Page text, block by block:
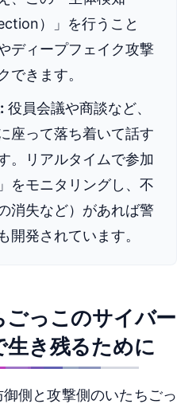
）」を行うこと
ディープフェイク攻撃
できます。
役員会議や商談など、
座って落ち着いて話す
。リアルタイムで参加
をモニタリングし、不
消失など）があれば警
開発されています。
ごっこのサイバー
き残るために
側と攻撃側のいたちごっ